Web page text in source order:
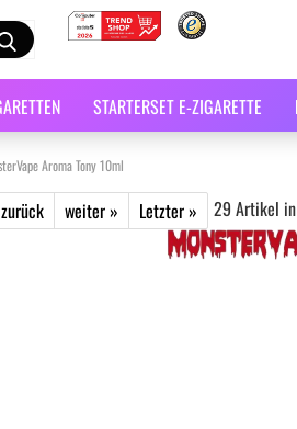
STARTERSET E-ZIGARETTE
Aroma Tony 10ml
weiter » Letzter » 29 Artikel in